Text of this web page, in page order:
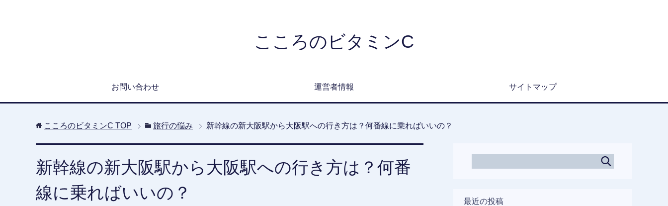
こころのビタミンC
お問い合わせ 運営者情報 サイトマップ
こころのビタミンC TOP 旅行の悩み 新幹線の新大阪駅から大阪駅への行き方は？何番線に乗ればいいの？
新幹線の新大阪駅から大阪駅への行き方は？何番
線に乗ればいいの？
最近の投稿